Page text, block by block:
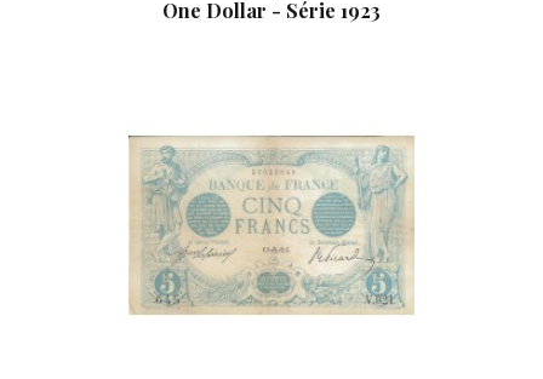
One Dollar - Série 1923